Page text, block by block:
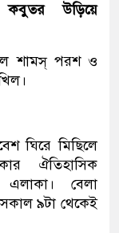
উড়িয়ে
শামস্‌ পরশ ও
ঘিরে মিছিলে
ঐতিহাসিক
এলাকা। বেলা
৯টা থেকেই